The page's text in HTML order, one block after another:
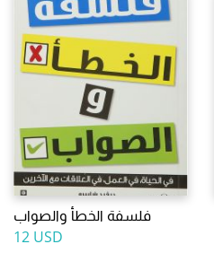
فلسفة الخطأ والصواب
12 USD